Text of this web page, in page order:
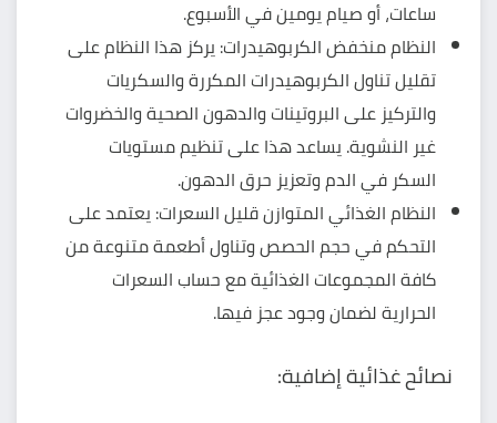
ساعات، أو صيام يومين في الأسبوع.
النظام منخفض الكربوهيدرات: يركز هذا النظام على
تقليل تناول الكربوهيدرات المكررة والسكريات
والتركيز على البروتينات والدهون الصحية والخضروات
غير النشوية. يساعد هذا على تنظيم مستويات
السكر في الدم وتعزيز حرق الدهون.
النظام الغذائي المتوازن قليل السعرات: يعتمد على
التحكم في حجم الحصص وتناول أطعمة متنوعة من
كافة المجموعات الغذائية مع حساب السعرات
الحرارية لضمان وجود عجز فيها.
نصائح غذائية إضافية: